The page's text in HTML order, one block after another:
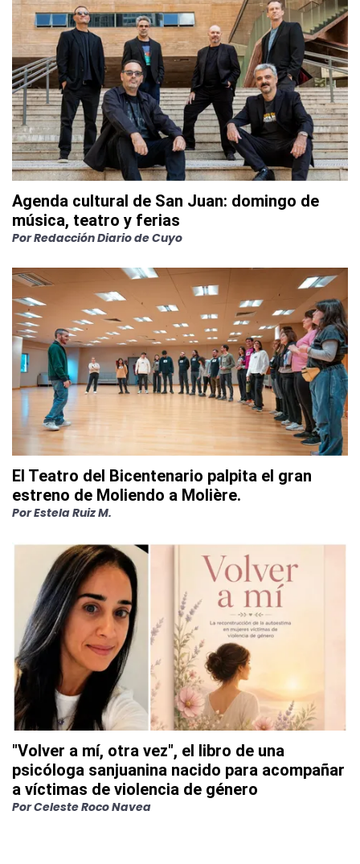
Agenda cultural de San Juan: domingo de
música, teatro y ferias
PorRedacción Diario de Cuyo
El Teatro del Bicentenario palpita el gran
estreno de Moliendo a Molière.
PorEstela Ruiz M.
"Volver a mí, otra vez", el libro de una
psicóloga sanjuanina nacido para acompañar
a víctimas de violencia de género
PorCeleste Roco Navea